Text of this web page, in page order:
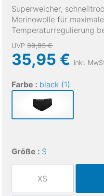
Superweicher,
Merinowolle für
Temperaturregulierung
UVP 39,95 €
35,95 € inkl.
Farbe : black (1)
Größe : S
XS